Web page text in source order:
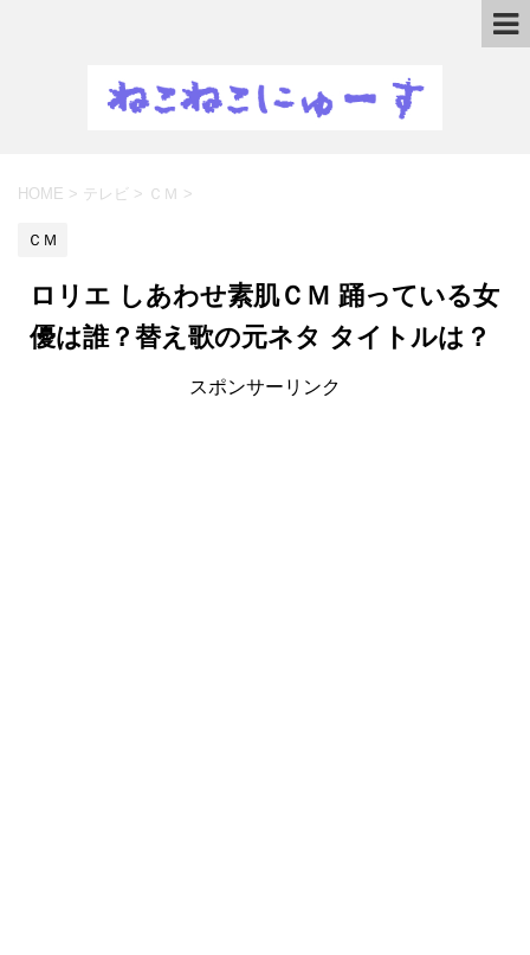
HOME > テレビ > ＣＭ >
ＣＭ
ロリエ しあわせ素肌ＣＭ 踊っている女
優は誰？替え歌の元ネタ タイトルは？
スポンサーリンク